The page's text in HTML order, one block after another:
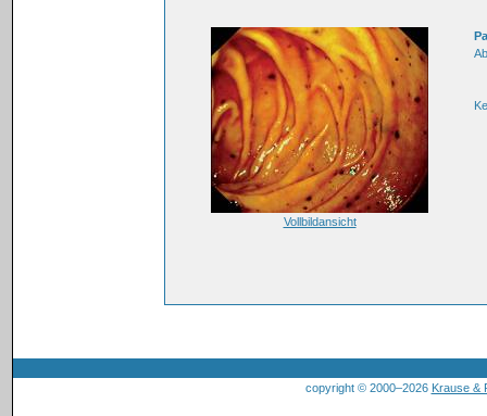
Vollbildansicht
copyright © 2000–2026 Krause &